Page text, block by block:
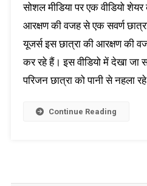
सोशल मीडिया पर एक वीडियो शेयर
आरक्षण की वजह से एक सवर्ण
यूजर्स इस छात्रा की आरक्षण की
कर रहे हैं। इस वीडियो में देखा जा
परिजन छात्रा को पानी से नहला
Continue Reading